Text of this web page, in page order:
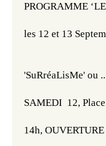
PROGRAMME
les 12 et 13
'SuRréaLisMe' ou
SAMEDI  12,
14h,